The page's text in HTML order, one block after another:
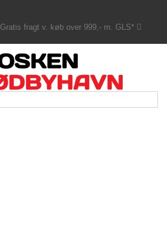
Gratis fragt v. køb over 999,- m. GLS*